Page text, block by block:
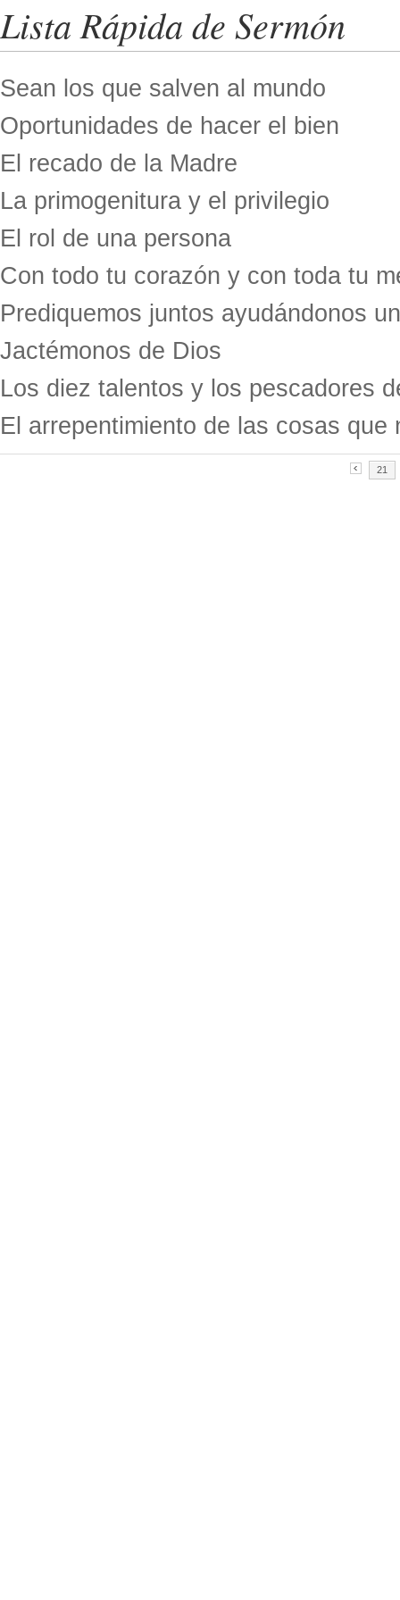
Lista Rápida de Sermón
Sean los que salven al mundo
Oportunidades de hacer el bien
El recado de la Madre
La primogenitura y el privilegio
El rol de una persona
Con todo tu corazón y con toda tu
Prediquemos juntos ayudándonos
Jactémonos de Dios
Los diez talentos y los pescadores
El arrepentimiento de las cosas que
21